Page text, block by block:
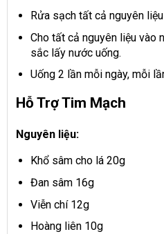
Rửa sạch tất cả nguyên
Cho tất cả nguyên liệu vào
sắc lấy nước uống.
Uống 2 lần mỗi ngày, mỗi
Hỗ Trợ Tim Mạch
Nguyên liệu:
Khổ sâm cho lá 20g
Đan sâm 16g
Viễn chí 12g
Hoàng liên 10g